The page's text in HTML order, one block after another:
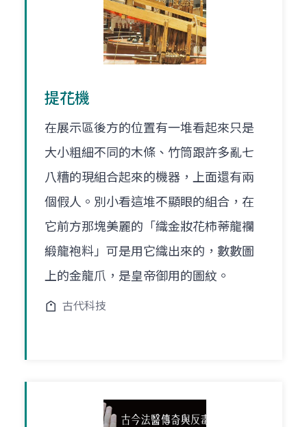
提花機
在展示區後方的位置有一堆看起來只是
大小粗細不同的木條、竹筒跟許多亂七
八糟的現組合起來的機器，上面還有兩
個假人。別小看這堆不顯眼的組合，在
它前方那塊美麗的「織金妝花柿蒂龍襴
緞龍袍料」可是用它織出來的，數數圖
上的金龍爪，是皇帝御用的圖紋。
古代科技